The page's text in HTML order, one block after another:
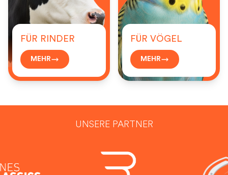
FÜR RINDER
MEHR
FÜR VÖGEL
MEHR
UNSERE PARTNER